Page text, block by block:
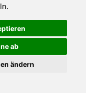
ab
ändern
Ihrem Computer zu speichern.
andere helfen uns dabei, das
Seite erklären Sie sich damit